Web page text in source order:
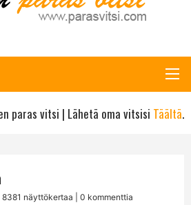
paras vitsi | Lähetä oma vitsisi Täältä.
| 8381 näyttökertaa | 0 kommenttia